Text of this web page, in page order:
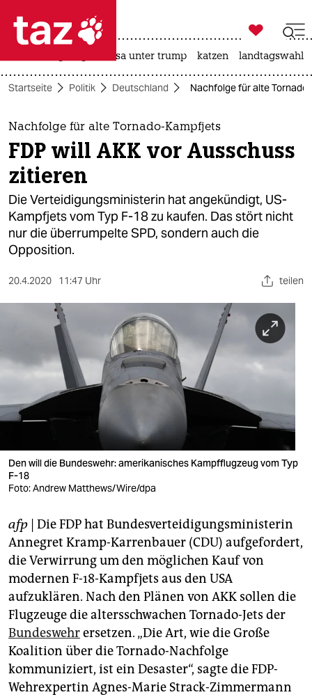
 taz zahl ich
taz zahl ich
themen
politik
öko
gesellschaft
kultur
sport
wahrheit
verlag
veranstaltungen
shop
fragen & hilfe
unterstützen
abo
genossenschaft
epaper login

taz zahl ich
usa unter trump katzen landtagswahl
Startseite Politik Deutschland Nachfolge für alte
Nachfolge für alte Tornado-Kampfjets
FDP will AKK vor Ausschuss
zitieren
Die Verteidigungsministerin hat angekündigt, US-
Kampfjets vom Typ F-18 zu kaufen. Das stört nicht
nur die überrumpelte SPD, sondern auch die
Opposition.
20.4.2020 11:47 Uhr teilen
Den will die Bundeswehr: amerikanisches Kampfflugzeug vom Typ
F-18
Foto: Andrew Matthews/Wire/dpa
afp | Die FDP hat Bundesverteidigungsministerin
Annegret Kramp-Karrenbauer (CDU) aufgefordert,
die Verwirrung um den möglichen Kauf von
modernen F-18-Kampfjets aus den USA
aufzuklären. Nach den Plänen von AKK sollen die
Flugzeuge die altersschwachen Tornado-Jets der
Bundeswehrersetzen. „Die Art, wie die Große
Koalition über die Tornado-Nachfolge
kommuniziert, ist ein Desaster“, sagte die FDP-
Wehrexpertin Agnes-Marie Strack-Zimmermann